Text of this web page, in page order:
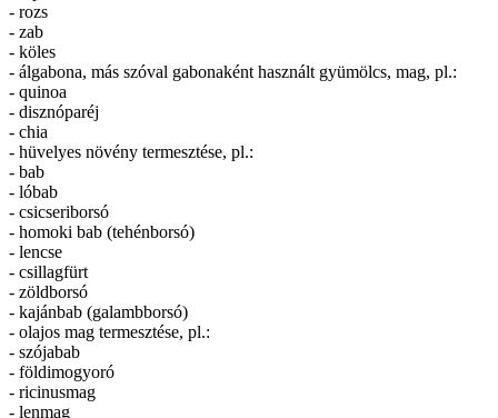
- rozs
- zab
- köles
- álgabona, más szóval gabonaként használt gyümölcs, mag, pl.:
- quinoa
- disznóparéj
- chia
- hüvelyes növény termesztése, pl.:
- bab
- lóbab
- csicseriborsó
- homoki bab (tehénborsó)
- lencse
- csillagfürt
- zöldborsó
- kajánbab (galambborsó)
- olajos mag termesztése, pl.:
- szójabab
- földimogyoró
- ricinusmag
- lenmag